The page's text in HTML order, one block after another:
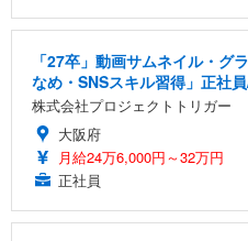
「27卒」動画サムネイル・グ
なめ・SNSスキル習得」正社
株式会社プロジェクトトリガー
大阪府
月給24万6,000円～32万円
正社員